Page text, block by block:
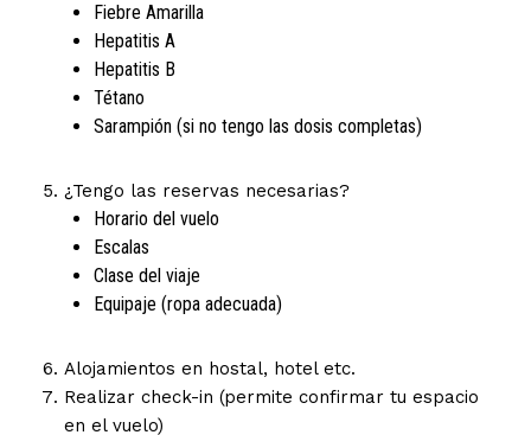
Fiebre Amarilla
Hepatitis A
Hepatitis B
Tétano
Sarampión (si no tengo las dosis completas)
¿Tengo las reservas necesarias?
Horario del vuelo
Escalas
Clase del viaje
Equipaje (ropa adecuada)
Alojamientos en hostal, hotel etc.
Realizar check-in (permite confirmar tu espacio
en el vuelo)